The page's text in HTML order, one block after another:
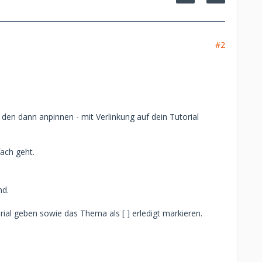
#2
dann anpinnen - mit Verlinkung auf dein Tutorial
geht.
geben sowie das Thema als [ ] erledigt markieren.